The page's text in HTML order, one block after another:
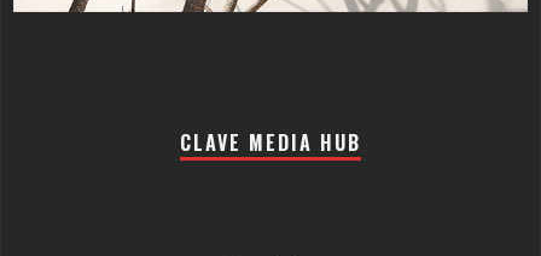
CLAVE MEDIA HUB